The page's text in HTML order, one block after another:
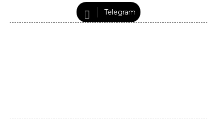
Telegram